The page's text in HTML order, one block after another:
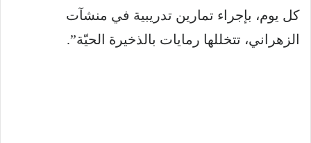
كل يوم، بإجراء تمارين تدريبية في منشآت
الزهراني، تتخللها رمايات بالذخيرة الحيّة”.